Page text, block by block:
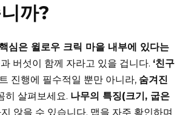
까?
핵심은 윌로우 크릭 마을 내부에 있다는
버섯이 함께 자라고 있을 겁니다. ‘친구
진행에 필수적일 뿐만 아니라, 숨겨진
히 살펴보세요. 나무의 특징(크기, 굽은
않을 수 있습니다. 맵을 자주 확인하며